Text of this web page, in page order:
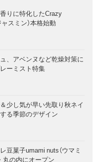
りに特化したCrazy
スミン）本格始動
、アベンヌなど乾燥対策に
ーミスト特集
少し気が早い先取り秋ネイ
る季節のデザイン
豆菓子umami nuts（ウマミ
丸の内にオープン